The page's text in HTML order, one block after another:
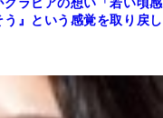
ラビアの想い「若い頃感
』という感覚を取り戻し